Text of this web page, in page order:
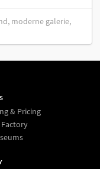
moderne galerie,
& Pricing